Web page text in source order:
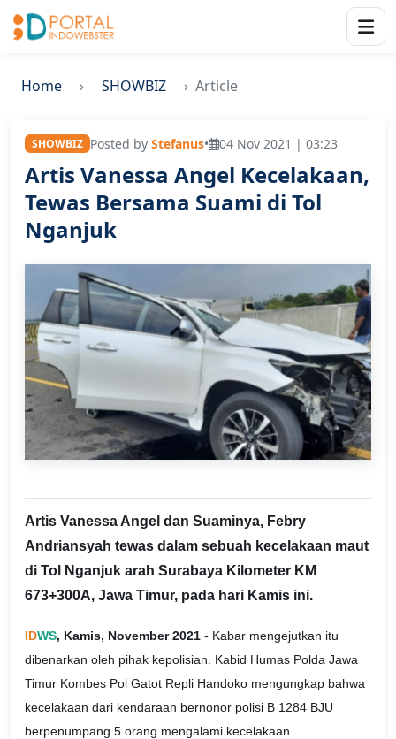
Home SHOWBIZ Article
SHOWBIZ Posted by Stefanus• 04 Nov 2021 | 03:23
Artis Vanessa Angel Kecelakaan,
Tewas Bersama Suami di Tol
Nganjuk
Artis Vanessa Angel dan Suaminya, Febry
Andriansyah tewas dalam sebuah kecelakaan maut
di Tol Nganjuk arah Surabaya Kilometer KM
673+300A, Jawa Timur, pada hari Kamis ini.
IDWS, Kamis, November 2021 - Kabar mengejutkan itu
dibenarkan oleh pihak kepolisian. Kabid Humas Polda Jawa
Timur Kombes Pol Gatot Repli Handoko mengungkap bahwa
kecelakaan dari kendaraan bernonor polisi B 1284 BJU
berpenumpang 5 orang mengalami kecelakaan.